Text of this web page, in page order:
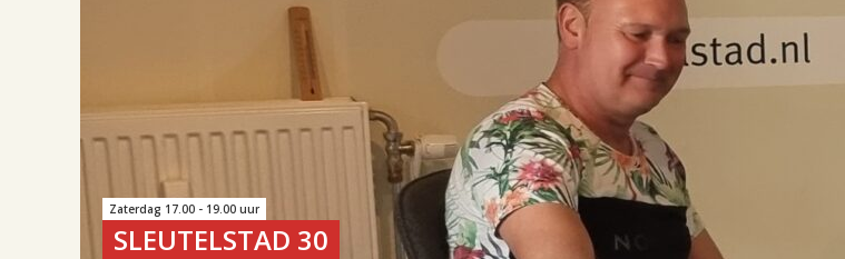
Zaterdag 17.00 - 19.00 uur
SLEUTELSTAD 30